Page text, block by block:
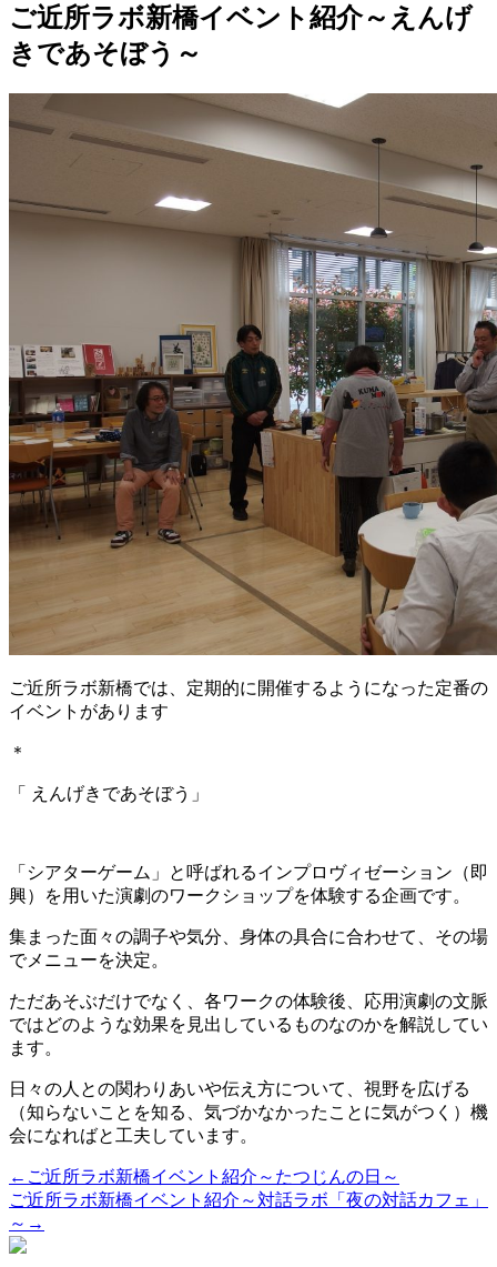
ご近所ラボ新橋イベント紹介～えんげ
きであそぼう～
ご近所ラボ新橋では、定期的に開催するようになった定番の
イベントがあります
＊
「 えんげきであそぼう」
「シアターゲーム」と呼ばれるインプロヴィゼーション（即
興）を用いた演劇のワークショップを体験する企画です。
集まった面々の調子や気分、身体の具合に合わせて、その場
でメニューを決定。
ただあそぶだけでなく、各ワークの体験後、応用演劇の文脈
ではどのような効果を見出しているものなのかを解説してい
ます。
日々の人との関わりあいや伝え方について、視野を広げる
（知らないことを知る、気づかなかったことに気がつく）機
会になればと工夫しています。
←ご近所ラボ新橋イベント紹介～たつじんの日～
ご近所ラボ新橋イベント紹介～対話ラボ「夜の対話カフェ」
～→